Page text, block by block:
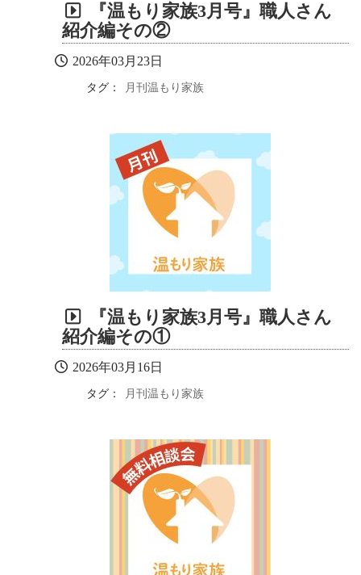
『温もり家族3月号』職人さん
紹介編その②
2026年03月23日
タグ： 月刊温もり家族
『温もり家族3月号』職人さん
紹介編その①
2026年03月16日
タグ： 月刊温もり家族